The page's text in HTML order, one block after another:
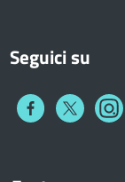
Seguici su
Collegamento
a a